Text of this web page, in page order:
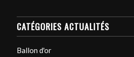
CATÉGORIES ACTUALITÉS
Ballon d'or